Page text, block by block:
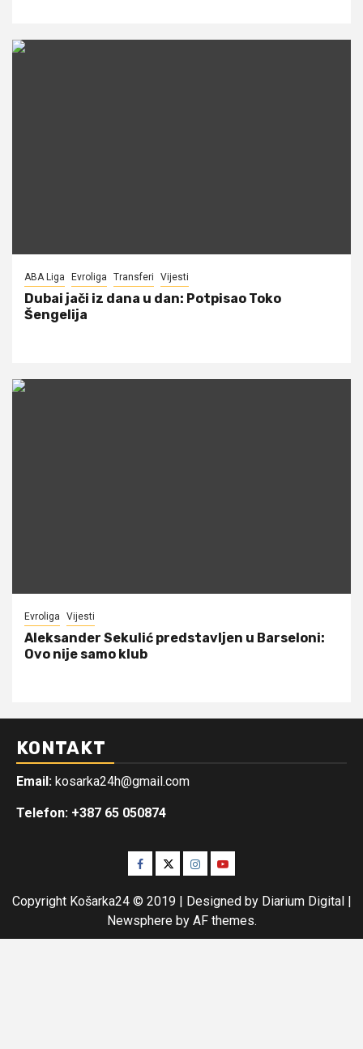
ABA Liga Evroliga Transferi Vijesti
Dubai jači iz dana u dan: Potpisao Toko
Šengelija
Evroliga Vijesti
Aleksander Sekulić predstavljen u Barseloni:
Ovo nije samo klub
KONTAKT
Email: kosarka24h@gmail.com
Telefon: +387 65 050874
Facebook
TwitterInstagram
Youtube
Copyright Košarka24 © 2019 | Designed by Diarium Digital |
Newsphereby AF themes.